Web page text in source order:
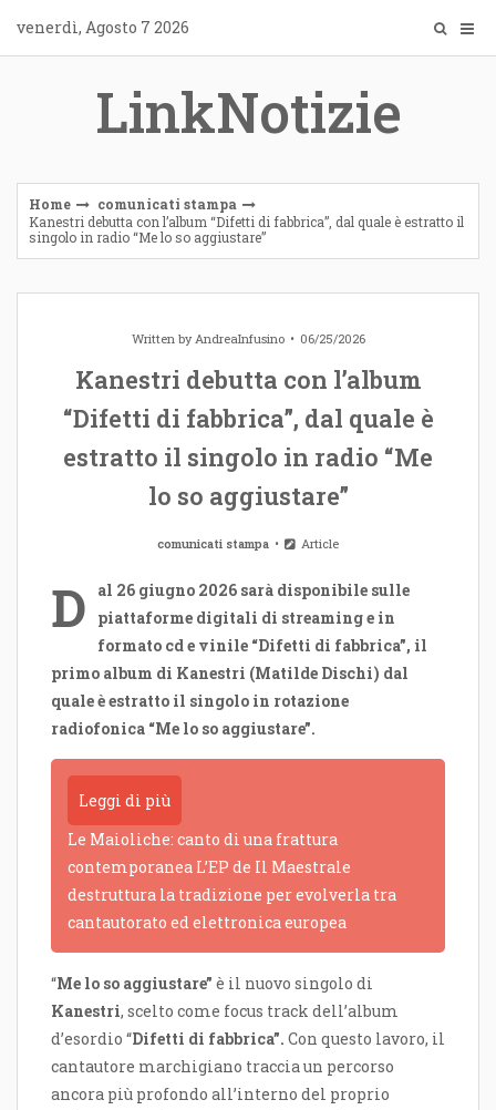
content
venerdì, Agosto 7 2026
LinkNotizie
Home
comunicati stampa
Kanestri debutta con l’album “Difetti di fabbrica”, dal quale è estratto il
singolo in radio “Me lo so aggiustare”
Written byAndreaInfusino 06/25/2026
Kanestri debutta con l’album
“Difetti di fabbrica”, dal quale è
estratto il singolo in radio “Me
lo so aggiustare”
comunicati stampa Article
D
al 26 giugno 2026 sarà disponibile sulle
piattaforme digitali di streaming e in
formato cd e vinile “Difetti di fabbrica”, il
primo album di Kanestri (Matilde Dischi) dal
quale è estratto il singolo in rotazione
radiofonica “Me lo so aggiustare”.
Leggi di più
Le Maioliche: canto di una frattura
contemporanea L’EP de Il Maestrale
destruttura la tradizione per evolverla tra
cantautorato ed elettronica europea
“Me lo so aggiustare” è il nuovo singolo di
Kanestri, scelto come focus track dell’album
d’esordio “Difetti di fabbrica”. Con questo lavoro, il
cantautore marchigiano traccia un percorso
ancora più profondo all’interno del proprio